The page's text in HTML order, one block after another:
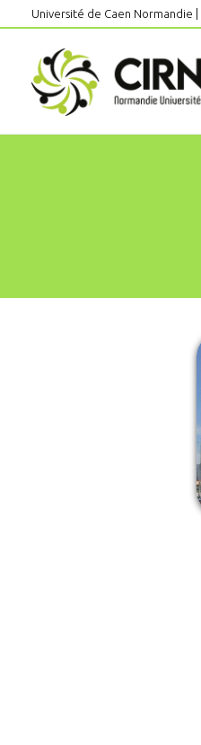
contenu
Université de Caen Normandie